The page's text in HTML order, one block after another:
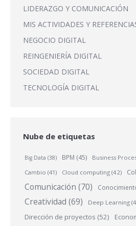
LIDERAZGO Y COMUNICACIÓN
MIS ACTIVIDADES Y
NEGOCIO DIGITAL
REINGENIERÍA DIGITAL
SOCIEDAD DIGITAL
TECNOLOGÍA DIGITAL
Nube de etiquetas
Big Data (38) BPM (45) Business
Cambio (41) Cloud computing (42)
Comunicación (70)
Creatividad (69) Deep Learning
Dirección de proyectos (52)